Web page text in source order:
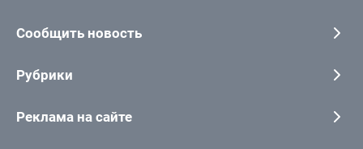
Сообщить новость
Рубрики
Реклама на сайте